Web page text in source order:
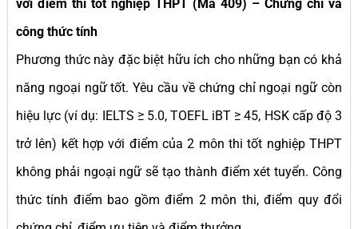
với điểm thi tốt nghiệp THPT (Mã 409) – Chứng chỉ và
công thức tính
Phương thức này đặc biệt hữu ích cho những bạn có khả
năng ngoại ngữ tốt. Yêu cầu về chứng chỉ ngoại ngữ còn
hiệu lực (ví dụ: IELTS ≥ 5.0, TOEFL iBT ≥ 45, HSK cấp độ 3
trở lên) kết hợp với điểm của 2 môn thi tốt nghiệp THPT
không phải ngoại ngữ sẽ tạo thành điểm xét tuyển. Công
thức tính điểm bao gồm điểm 2 môn thi, điểm quy đổi